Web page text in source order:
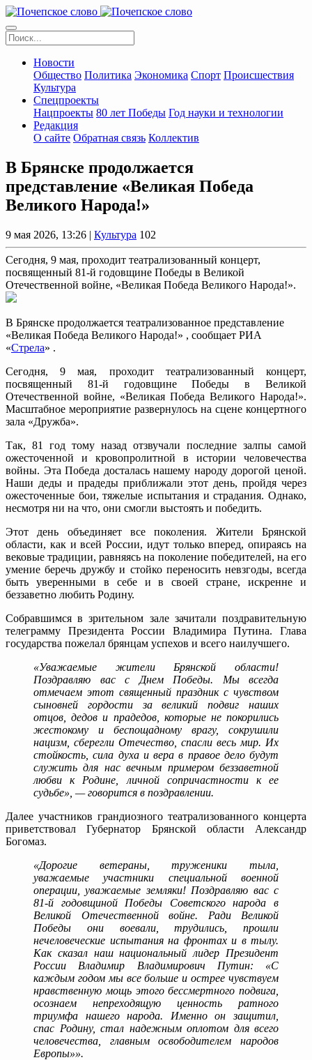
Новости
Общество Политика Экономика Спорт Происшествия
Культура
Спецпроекты
Нацпроекты 80 лет Победы Год науки и технологии
Редакция
О сайте Обратная связь Коллектив
В Брянске продолжается
представление «Великая Победа
Великого Народа!»
9 мая 2026, 13:26 | Культура 102
Сегодня, 9 мая, проходит театрализованный концерт,
посвященный 81-й годовщине Победы в Великой
Отечественной войне, «Великая Победа Великого Народа!».
В Брянске продолжается театрализованное представление
«Великая Победа Великого Народа!» , сообщает РИА
«Стрела» .
Сегодня, 9 мая, проходит театрализованный концерт,
посвященный 81-й годовщине Победы в Великой
Отечественной войне, «Великая Победа Великого Народа!».
Масштабное мероприятие развернулось на сцене концертного
зала «Дружба».
Так, 81 год тому назад отзвучали последние залпы самой
ожесточенной и кровопролитной в истории человечества
войны. Эта Победа досталась нашему народу дорогой ценой.
Наши деды и прадеды приближали этот день, пройдя через
ожесточенные бои, тяжелые испытания и страдания. Однако,
несмотря ни на что, они смогли выстоять и победить.
Этот день объединяет все поколения. Жители Брянской
области, как и всей России, идут только вперед, опираясь на
вековые традиции, равняясь на поколение победителей, на его
умение беречь дружбу и стойко переносить невзгоды, всегда
быть уверенными в себе и в своей стране, искренне и
беззаветно любить Родину.
Собравшимся в зрительном зале зачитали поздравительную
телеграмму Президента России Владимира Путина. Глава
государства пожелал брянцам успехов и всего наилучшего.
«Уважаемые жители Брянской области!
Поздравляю вас с Днем Победы. Мы всегда
отмечаем этот священный праздник с чувством
сыновней гордости за великий подвиг наших
отцов, дедов и прадедов, которые не покорились
жестокому и беспощадному врагу, сокрушили
нацизм, сберегли Отечество, спасли весь мир. Их
стойкость, сила духа и вера в правое дело будут
служить для нас вечным примером беззаветной
любви к Родине, личной сопричастности к ее
судьбе», — говорится в поздравлении.
Далее участников грандиозного театрализованного концерта
приветствовал Губернатор Брянской области Александр
Богомаз.
«Дорогие ветераны, труженики тыла,
уважаемые участники специальной военной
операции, уважаемые земляки! Поздравляю вас с
81-й годовщиной Победы Советского народа в
Великой Отечественной войне. Ради Великой
Победы они воевали, трудились, прошли
нечеловеческие испытания на фронтах и в тылу.
Как сказал наш национальный лидер Президент
России Владимир Владимирович Путин: «С
каждым годом мы все больше и острее чувствуем
нравственную мощь этого бессмертного подвига,
осознаем непреходящую ценность ратного
триумфа нашего народа. Именно он защитил,
спас Родину, стал надежным оплотом для всего
человечества, главным освободителем народов
Европы»».